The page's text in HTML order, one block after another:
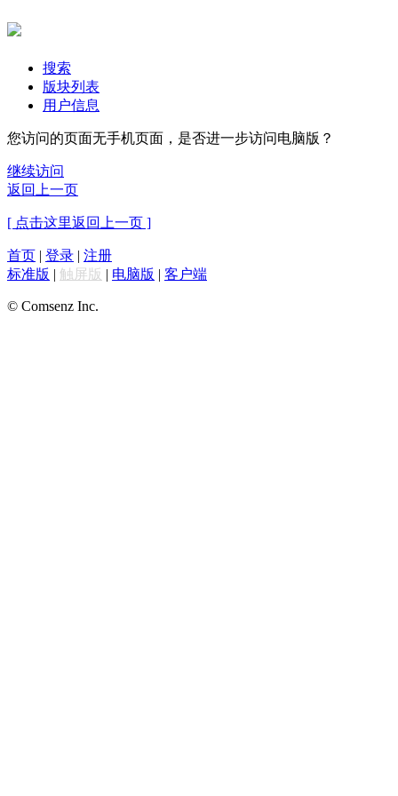
搜索
版块列表
用户信息
您访问的页面无手机页面，是否进一步访问电脑版？
继续访问
返回上一页
[ 点击这里返回上一页 ]
首页 | 登录 | 注册
标准版 | 触屏版 | 电脑版 | 客户端
© Comsenz Inc.